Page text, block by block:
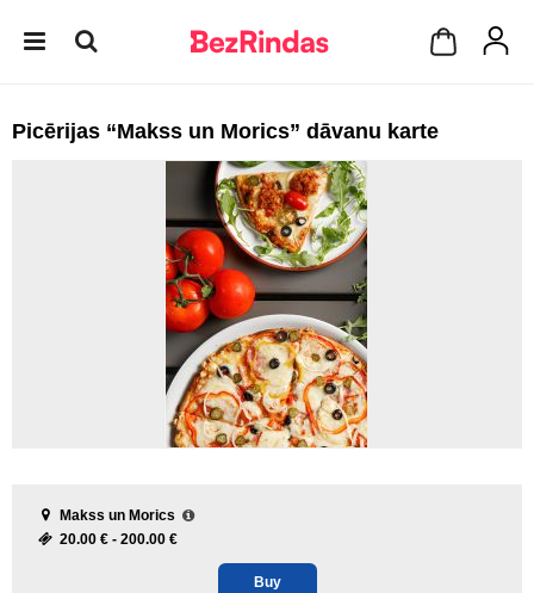
Picērijas “Makss un Morics” dāvanu karte
Makss un Morics
20.00 € - 200.00 €
Buy